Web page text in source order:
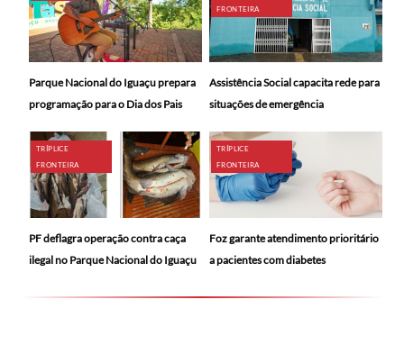
Parque Nacional do Iguaçu prepara
programação para o Dia dos Pais
FRONTEIRA
Assistência Social capacita rede para
situações de emergência
TRÍPLICE
FRONTEIRA
PF deflagra operação contra caça
ilegal no Parque Nacional do Iguaçu
TRÍPLICE
FRONTEIRA
Foz garante atendimento prioritário
a pacientes com diabetes